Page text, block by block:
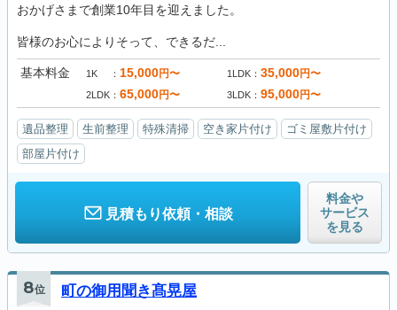
おかげさまで創業10年目を迎えました。
皆様のお心によりそって、できるだ...
基本料金 1K 15,000円〜 1LDK 35,000円〜
2LDK 65,000円〜 3LDK 95,000円〜
遺品整理 生前整理 特殊清掃 空き家片付け
ゴミ屋敷片付け
部屋片付け
見積もり依頼・相談
料金や
サービス
を見る
8位 町の御用聞き髙晃屋